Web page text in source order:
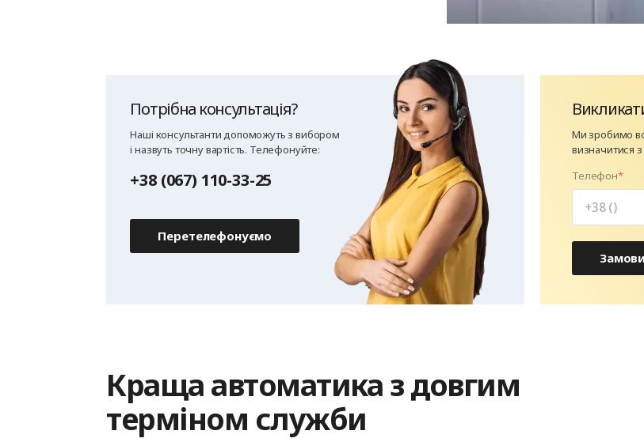
Потрібна консультація?
Наші консультанти допоможуть з вибором
і назвуть точну вартість. Телефонуйте:
+38 (067) 110-33-25
Перетелефонуємо
Ми зробимо
визначитися
Телефон
Краща автоматика з довгим
терміном служби